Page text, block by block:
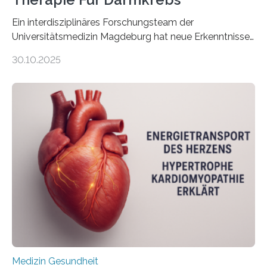
Ein interdisziplinäres Forschungsteam der
Universitätsmedizin Magdeburg hat neue Erkenntnisse
behandelt werden kann. In ihrer aktuellen Studie,
Oncology, zeigen die Forschenden, dass Mini-Tumore
aus Gewebe von Patientinnen und Patienten –
sogenannte Organoide – genutzt werden können, um
vorab zu prüfen, welche Medikamente am besten
wirken. Dabei wurde ein Eiweiß identifiziert, das künftig
als Biomarker für die Wahl der passenden Therapie
dienen könnte. Darmkrebs zählt weltweit zu den
häufigsten Krebsarten und stellt…
30.10.2025
Medizin Gesundheit